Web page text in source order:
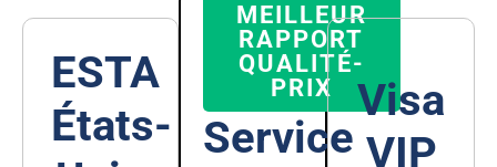
ESTA
États-
MEILLEUR
RAPPORT
QUALITÉ-
PRIX
Service
Visa
VIP